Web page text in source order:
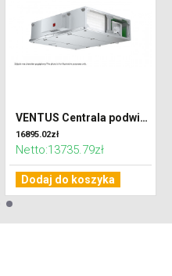
VENTUS Centrala podwieszana nawiewno-wywiewna VVS010s FPV-FPV, WYDATEK: 800m³/h, EP: 300Pa
16895.02zł
Netto:13735.79zł
Dodaj do koszyka